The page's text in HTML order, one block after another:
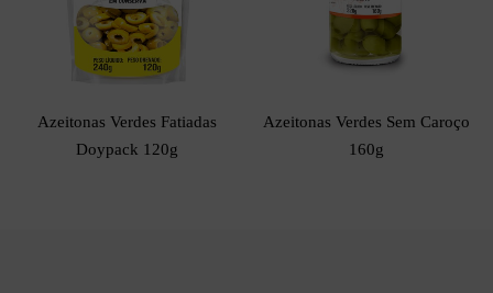
Azeitonas Verdes Fatiadas
Doypack 120g
Azeitonas Verdes Sem Caroço
160g